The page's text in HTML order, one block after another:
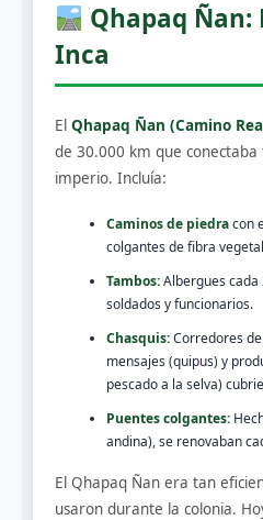
Qhapaq Ñan:
Inca
El Qhapaq Ñan (Camino
de 30.000 km que conectaba
imperio. Incluía:
Caminos de piedracon
colgantes de fibra
Tambos:Albergues
soldados y funcionarios.
Chasquis:Corredores
mensajes (quipus) y
pescado a la selva)
Puentes colgantes:
andina), se renovaban
El Qhapaq Ñan era tan
usaron durante la colonia.